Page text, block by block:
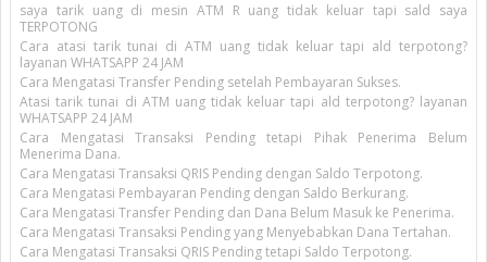
saya tarik uang di mesin ATM R uang tidak keluar tapi sald saya
TERPOTONG
Cara atasi tarik tunai di ATM uang tidak keluar tapi ald terpotong?
layanan WHATSAPP 24 JAM
Cara Mengatasi Transfer Pending setelah Pembayaran Sukses.
Atasi tarik tunai di ATM uang tidak keluar tapi ald terpotong? layanan
WHATSAPP 24 JAM
Cara Mengatasi Transaksi Pending tetapi Pihak Penerima Belum
Menerima Dana.
Cara Mengatasi Transaksi QRIS Pending dengan Saldo Terpotong.
Cara Mengatasi Pembayaran Pending dengan Saldo Berkurang.
Cara Mengatasi Transfer Pending dan Dana Belum Masuk ke Penerima.
Cara Mengatasi Transaksi Pending yang Menyebabkan Dana Tertahan.
Cara Mengatasi Transaksi QRIS Pending tetapi Saldo Terpotong.